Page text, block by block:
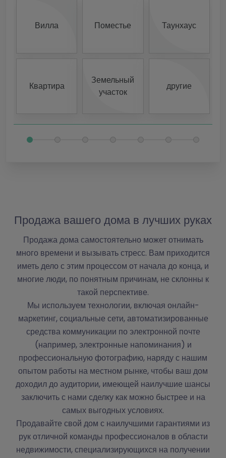
Вилла Поместье Таунхаус
Квартира
Земельный
участок
другие
Продажа вашего дома в лучших руках
Продажа дома самостоятельно может отнимать
много времени и вызывать стресс. Вам приходится
иметь дело с этим процессом от начала до конца, и
многие люди, по понятным причинам, не склонны к
такой перспективе.
Мы используем технологии, включая онлайн-
маркетинг, социальные сети, автоматизированные
средства коммуникации по электронной почте
(например, электронные напоминания) и
профессиональную фотографию, наряду с нашим
опытом работы на местном рынке, чтобы ваш дом
доходил до аудитории, имеющей наилучшие шансы
заключить с нами сделку как можно быстрее и на
самых выгодных условиях.
Продавайте свой дом с наилучшими гарантиями из
рук отличной команды профессионалов в области
недвижимости, специализирующихся на получении